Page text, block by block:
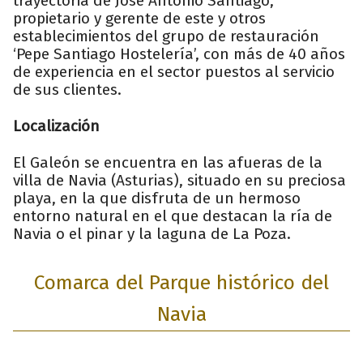
propietario y gerente de este y otros
establecimientos del grupo de restauración
‘Pepe Santiago Hostelería’, con más de 40 años
de experiencia en el sector puestos al servicio
de sus clientes.
Localización
El Galeón se encuentra en las afueras de la
villa de Navia (Asturias), situado en su preciosa
playa, en la que disfruta de un hermoso
entorno natural en el que destacan la ría de
Navia o el pinar y la laguna de La Poza.
Comarca del Parque histórico del
Navia